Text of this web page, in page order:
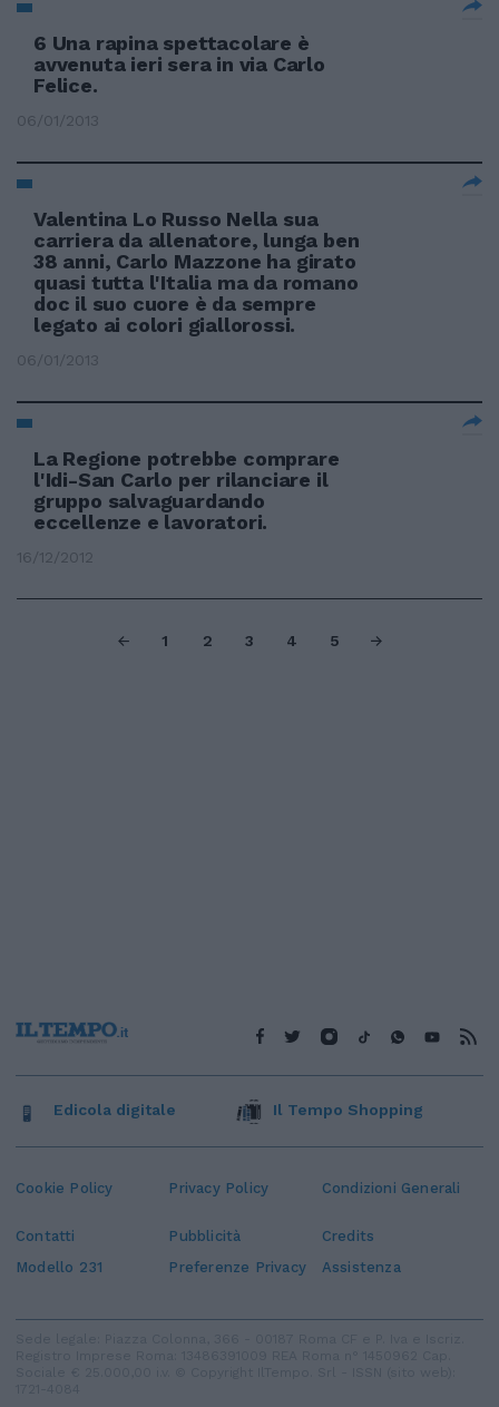
6 Una rapina spettacolare è
avvenuta ieri sera in via Carlo
Felice.
06/01/2013
Valentina Lo Russo Nella sua
carriera da allenatore, lunga ben
38 anni, Carlo Mazzone ha girato
quasi tutta l'Italia ma da romano
doc il suo cuore è da sempre
legato ai colori giallorossi.
06/01/2013
La Regione potrebbe comprare
l'Idi-San Carlo per rilanciare il
gruppo salvaguardando
eccellenze e lavoratori.
16/12/2012
1 2 3 4 5
Cookie Policy Privacy Policy Condizioni Generali
Contatti Pubblicità
Credits
Modello 231
Preferenze Privacy Assistenza
Edicola digitale Il Tempo Shopping